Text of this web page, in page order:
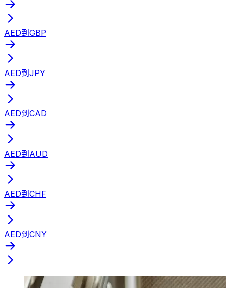
AED到GBP
AED到JPY
AED到CAD
AED到AUD
AED到CHF
AED到CNY